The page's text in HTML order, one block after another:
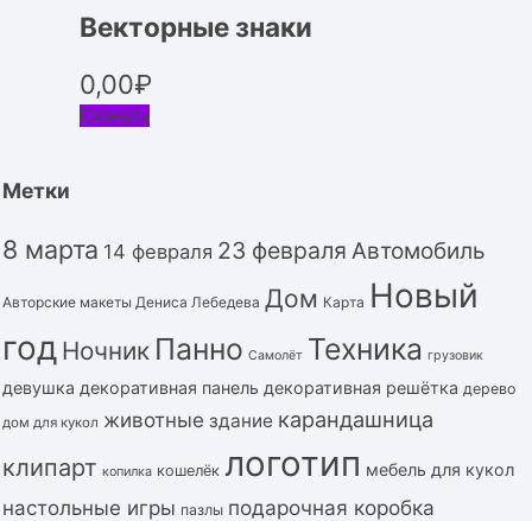
Векторные знаки
0,00₽
Скачать
Метки
8 марта 14 февраля 23 февраля Автомобиль
Авторские макеты Дениса Лебедева Дом Карта Новый
год Ночник Панно Самолёт Техника грузовик
девушка декоративная панель декоративная решётка дерево
дом для кукол животные здание карандашница
клипарт копилка кошелёк логотип мебель для кукол
настольные игры пазлы подарочная коробка